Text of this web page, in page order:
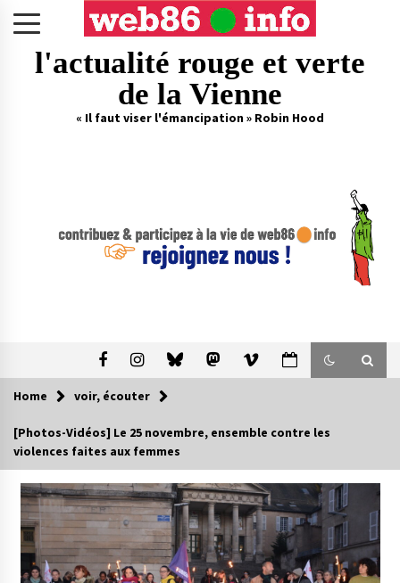
l'actualité rouge et verte
de la Vienne
« Il faut viser l'émancipation » Robin Hood
Home voir, écouter
[Photos-Vidéos] Le 25 novembre, ensemble contre les
violences faites aux femmes